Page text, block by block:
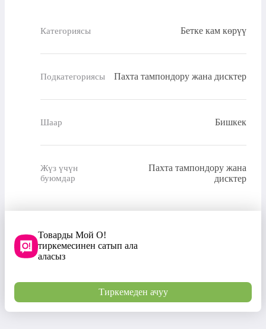
Категориясы Бетке кам көрүү
Подкатегориясы Пахта тампондору жана дисктер
Шаар Бишкек
Жүз үчүн
буюмдар
Пахта тампондору жана
дисктер
Товарды Мой О!
тиркемесинен сатып ала
аласыз
Тиркемеден ачуу